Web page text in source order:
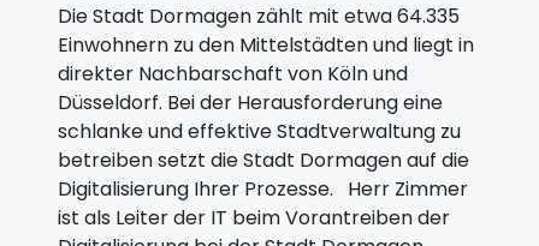
Die Stadt Dormagen zählt mit etwa 64.335
Einwohnern zu den Mittelstädten und liegt in
direkter Nachbarschaft von Köln und
Düsseldorf. Bei der Herausforderung eine
schlanke und effektive Stadtverwaltung zu
betreiben setzt die Stadt Dormagen auf die
Digitalisierung Ihrer Prozesse. Herr Zimmer
ist als Leiter der IT beim Vorantreiben der